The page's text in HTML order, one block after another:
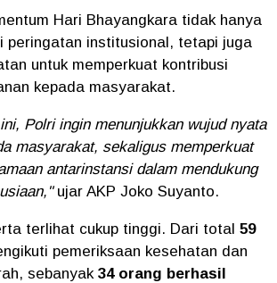
Hari Bhayangkara tidak hanya
peringatan institusional, tetapi juga
untuk memperkuat kontribusi
kepada masyarakat.
Polri ingin menunjukkan wujud nyata
masyarakat, sekaligus memperkuat
antarinstansi dalam mendukung
ujar AKP Joko Suyanto.
terlihat cukup tinggi. Dari total 59
pemeriksaan kesehatan dan
sebanyak 34 orang berhasil